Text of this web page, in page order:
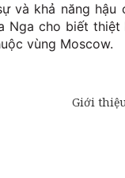
và khả năng hậu
Nga cho biết
vùng Moscow.